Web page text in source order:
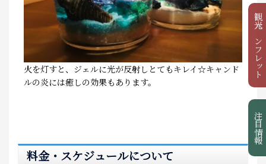
観光パンフレット
注目情報
火を灯すと、ジェルに光が反射しとてもキレイ☆キャンド
ルの炎には癒しの効果もあります。
料金・スケジュールについて